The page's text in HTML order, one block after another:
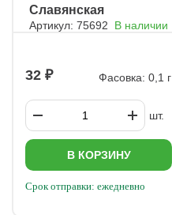
Славянская
курчаволистная
Артикул: 75692 В наличии
32 Фасовка: 0,1 г
шт.
В КОРЗИНУ
Срок отправки: ежедневно